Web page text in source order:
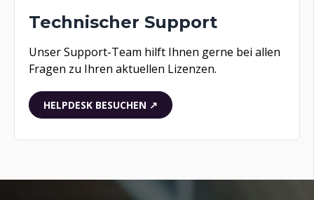
Technischer Support
Unser Support-Team hilft Ihnen gerne bei allen
Fragen zu Ihren aktuellen Lizenzen.
HELPDESK BESUCHEN ↗